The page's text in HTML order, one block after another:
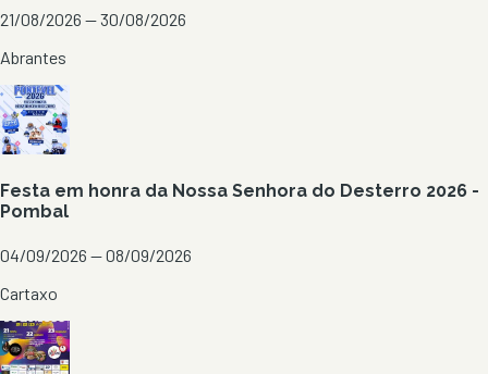
21/08/2026 — 30/08/2026
Abrantes
Festa em honra da Nossa Senhora do Desterro 2026 -
Pombal
04/09/2026 — 08/09/2026
Cartaxo